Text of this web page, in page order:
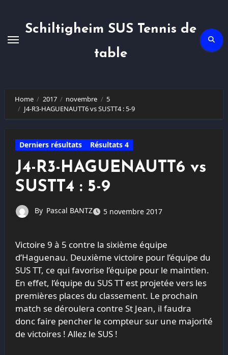
Schiltigheim SUS Tennis de
table
Home 2017 novembre
5
J4-R3-HAGUENAUTT6 vs SUSTT4 : 5-9
Derniers résultats Résultats 4
J4-R3-HAGUENAUTT6 vs
SUSTT4 : 5-9
By Pascal BANTZ 5 novembre 2017
Victoire 9 à 5 contre la sixième équipe
d’Haguenau. Deuxième victoire pour l’équipe du
SUS TT, ce qui favorise l’équipe pour le maintien.
En effet, l’équipe du SUS TT est projetée vers les
premières places du classement. Le prochain
match se déroulera contre St Jean, il faudra
donc faire pencher le compteur sur une majorité
de victoires ! Allez le SUS !